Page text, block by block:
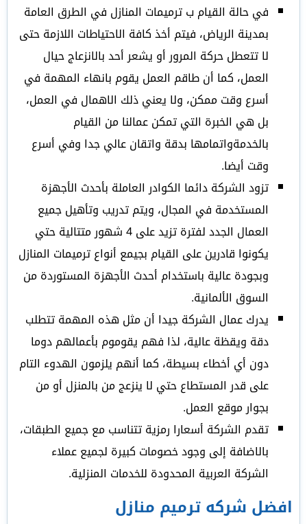
في حالة القيام ب ترميمات المنازل في الطرق العامة
بمدينة الرياض، فيتم أخذ كافة الاحتياطات اللازمة حتى
لا تتعطل حركة المرور أو يشعر أحد بالانزعاج حيال
العمل، كما أن طاقم العمل يقوم بانهاء المهمة في
أسرع وقت ممكن، ولا يعني ذلك الاهمال في العمل،
بل هي الخبرة التي تمكن عمالنا من القيام
بالخدمةواتمامها بدقة واتقان عالي جدا وفي أسرع
وقت أيضا.
تزود الشركة دائما الكوادر العاملة بأحدث الأجهزة
المستخدمة في المجال، ويتم تدريب وتأهيل جميع
العمال الجدد لفترة تزيد على 4 شهور متتالية حتي
يكونوا قادرين على القيام بجيمع أنواع ترميمات المنازل
وبجودة عالية باستخدام أحدث الأجهزة المستوردة من
السوق الألمانية.
يدرك عمال الشركة جيدا أن مثل هذه المهمة تتطلب
دقة ويقظة عالية، لذا فهم يقوموم بأعمالهم دوما
دون أي أخطاء بسيطة، كما أنهم يلزمون الهدوء التام
على قدر المستطاع حتي لا ينزعج من بالمنزل أو من
بجوار موقع العمل.
تقدم الشركة أسعارا رمزية تتناسب مع جميع الطبقات،
بالاضافة إلى وجود خصومات كبيرة لجميع عملاء
الشركة العربية المحدودة للخدمات المنزلية.
افضل شركه ترميم منازل